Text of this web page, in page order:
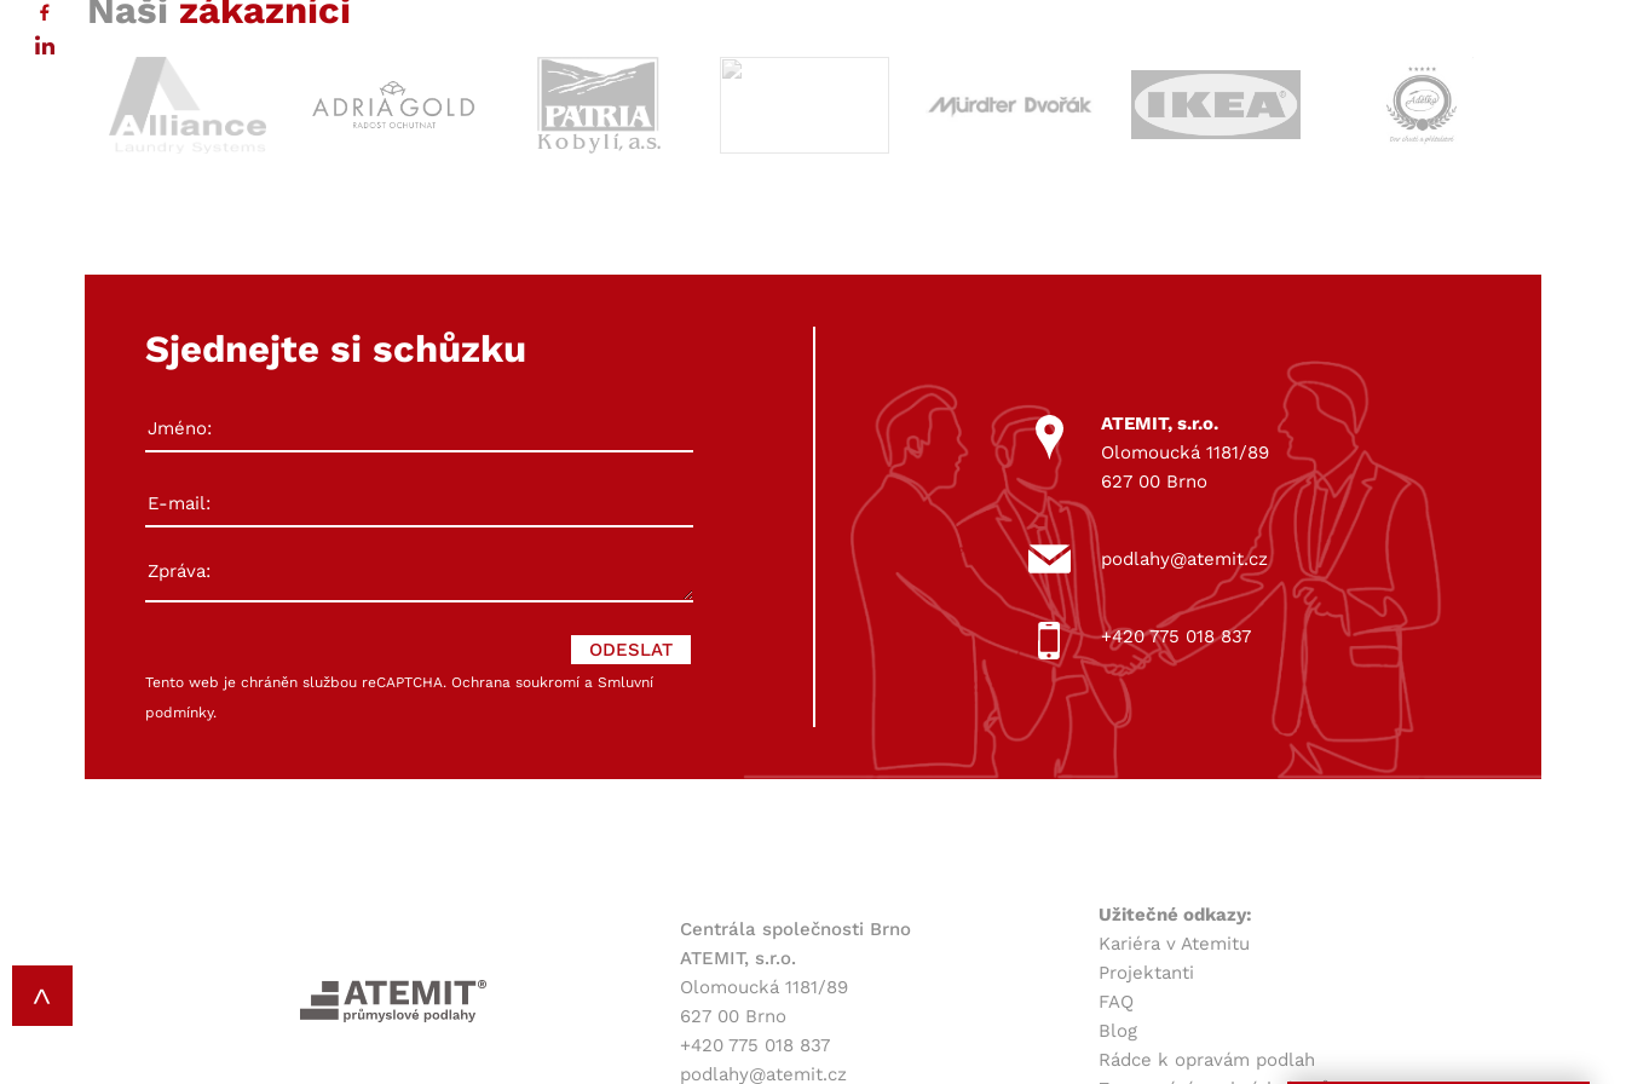
Naši zákazníci
Sjednejte si schůzku
Tento web je chráněn službou reCAPTCHA. Ochrana soukromí a Smluvní
podmínky.
ATEMIT, s.r.o.
Olomoucká 1181/89
627 00 Brno
podlahy@atemit.cz
+420 775 018 837
Centrála společnosti Brno
ATEMIT, s.r.o.
Olomoucká 1181/89
627 00 Brno
+420 775 018 837
podlahy@atemit.cz
Užitečné odkazy:
Kariéra v Atemitu
Projektanti
FAQ
Blog
Rádce k opravám podlah